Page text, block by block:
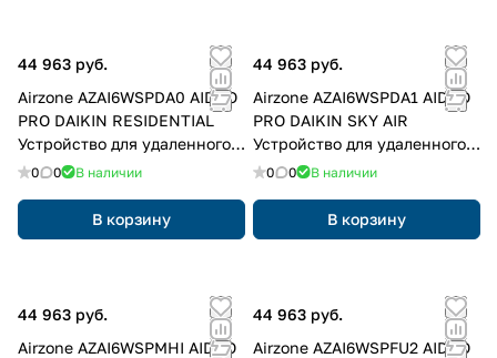
44 963 руб.
Airzone AZAI6WSPDA0 AIDOO
PRO DAIKIN RESIDENTIAL
Устройство для удаленного
управления и интеграции
0 0 В наличии
В корзину
44 963 руб.
Airzone AZAI6WSPDA1 AIDOO
PRO DAIKIN SKY AIR
Устройство для удаленного
управления и интеграции
0 0 В наличии
В корзину
44 963 руб.
Airzone AZAI6WSPMHI AIDOO
44 963 руб.
Airzone AZAI6WSPFU2 AIDOO